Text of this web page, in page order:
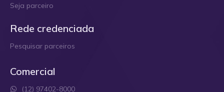
Seja parceiro
Rede credenciada
Pesquisar parceiros
Comercial
(12) 97402-8000